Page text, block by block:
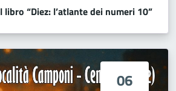
libro “Diez: l’atlante dei numeri 10”
06